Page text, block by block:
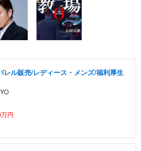
レル販売/レディース・メンズ/福利厚生
円